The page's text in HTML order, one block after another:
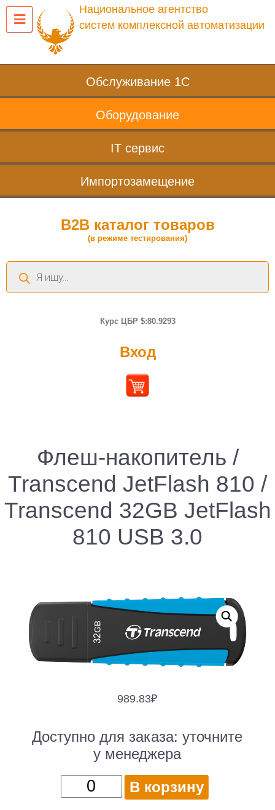
Национальное агентство
систем комплексной автоматизации
Обслуживание 1С
Оборудование
IT сервис
Импортозамещение
B2B каталог товаров
(в режиме тестирования)
Поиск
товаров
Курс ЦБР $:80.9293
Вход
Флеш-накопитель /
Transcend JetFlash 810 /
Transcend 32GB JetFlash
810 USB 3.0
989.83₽
Доступно для заказа:уточните
у менеджера
Количество
товара
В корзину